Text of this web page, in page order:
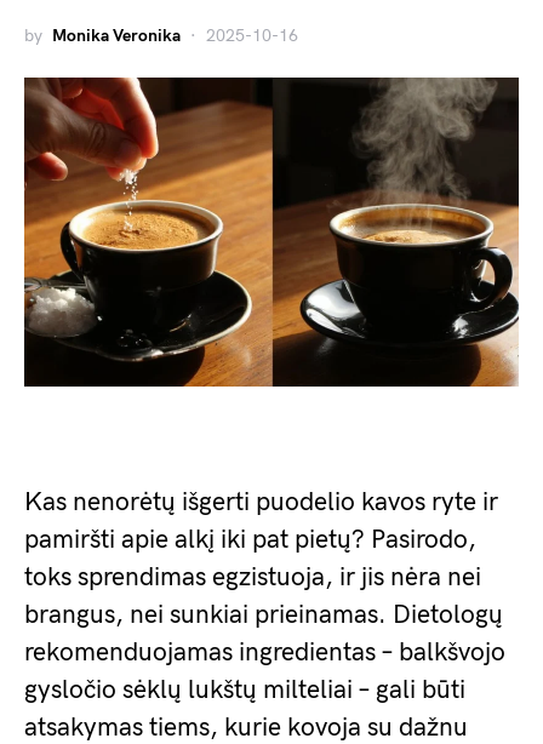
by Monika Veronika 2025-10-16
Kas nenorėtų išgerti puodelio kavos ryte ir
pamiršti apie alkį iki pat pietų? Pasirodo,
toks sprendimas egzistuoja, ir jis nėra nei
brangus, nei sunkiai prieinamas. Dietologų
rekomenduojamas ingredientas – balkšvojo
gysločio sėklų lukštų milteliai – gali būti
atsakymas tiems, kurie kovoja su dažnu